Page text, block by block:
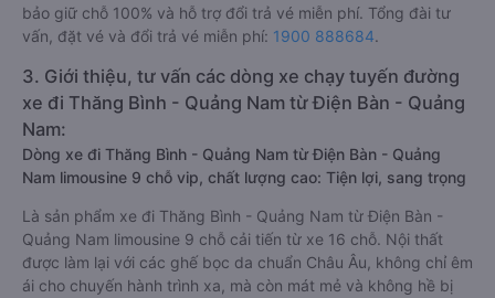
bảo giữ chỗ 100% và hỗ trợ đổi trả vé miễn phí. Tổng đài tư
vấn, đặt vé và đổi trả vé miễn phí: 1900 888684.
3. Giới thiệu, tư vấn các dòng xe chạy tuyến đường
xe đi Thăng Bình - Quảng Nam từ Điện Bàn - Quảng
Nam:
Dòng xe đi Thăng Bình - Quảng Nam từ Điện Bàn - Quảng
Nam limousine 9 chỗ vip, chất lượng cao: Tiện lợi, sang trọng
Là sản phẩm xe đi Thăng Bình - Quảng Nam từ Điện Bàn -
Quảng Nam limousine 9 chỗ cải tiến từ xe 16 chỗ. Nội thất
được làm lại với các ghế bọc da chuẩn Châu Âu, không chỉ êm
ái cho chuyến hành trình xa, mà còn mát mẻ và không hề bị